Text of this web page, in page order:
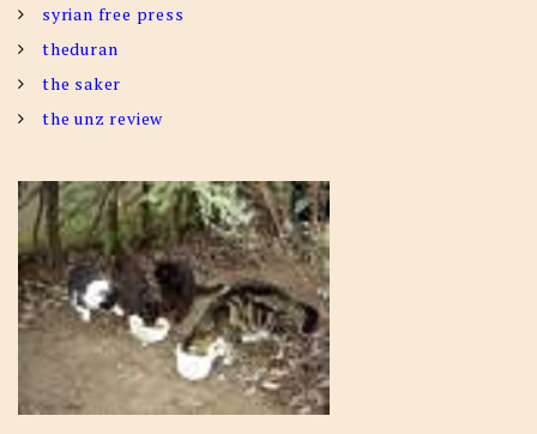
syrian free press
theduran
the saker
the unz review